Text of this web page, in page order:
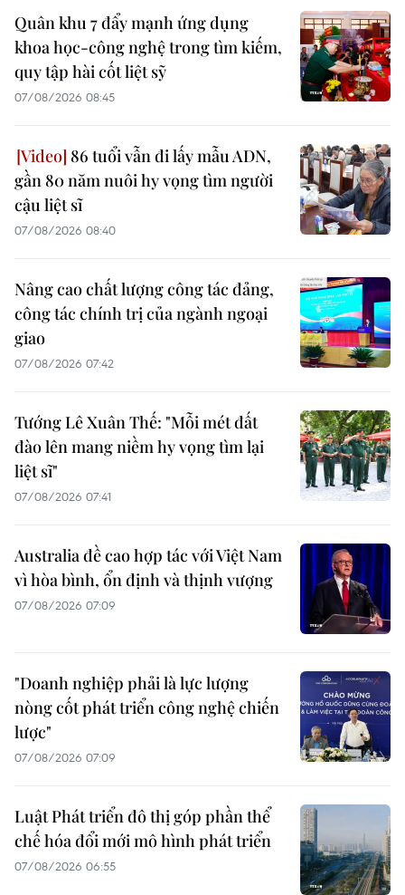
Quân khu 7 đẩy mạnh ứng dụng
khoa học-công nghệ trong tìm kiếm,
quy tập hài cốt liệt sỹ
07/08/2026 08:45
86 tuổi vẫn đi lấy mẫu ADN,
gần 80 năm nuôi hy vọng tìm người
cậu liệt sĩ
07/08/2026 08:40
Nâng cao chất lượng công tác đảng,
công tác chính trị của ngành ngoại
giao
07/08/2026 07:42
Tướng Lê Xuân Thế: "Mỗi mét đất
đào lên mang niềm hy vọng tìm lại
liệt sĩ"
07/08/2026 07:41
Australia đề cao hợp tác với Việt Nam
vì hòa bình, ổn định và thịnh vượng
07/08/2026 07:09
"Doanh nghiệp phải là lực lượng
nòng cốt phát triển công nghệ chiến
lược"
07/08/2026 07:09
Luật Phát triển đô thị góp phần thể
chế hóa đổi mới mô hình phát triển
07/08/2026 06:55